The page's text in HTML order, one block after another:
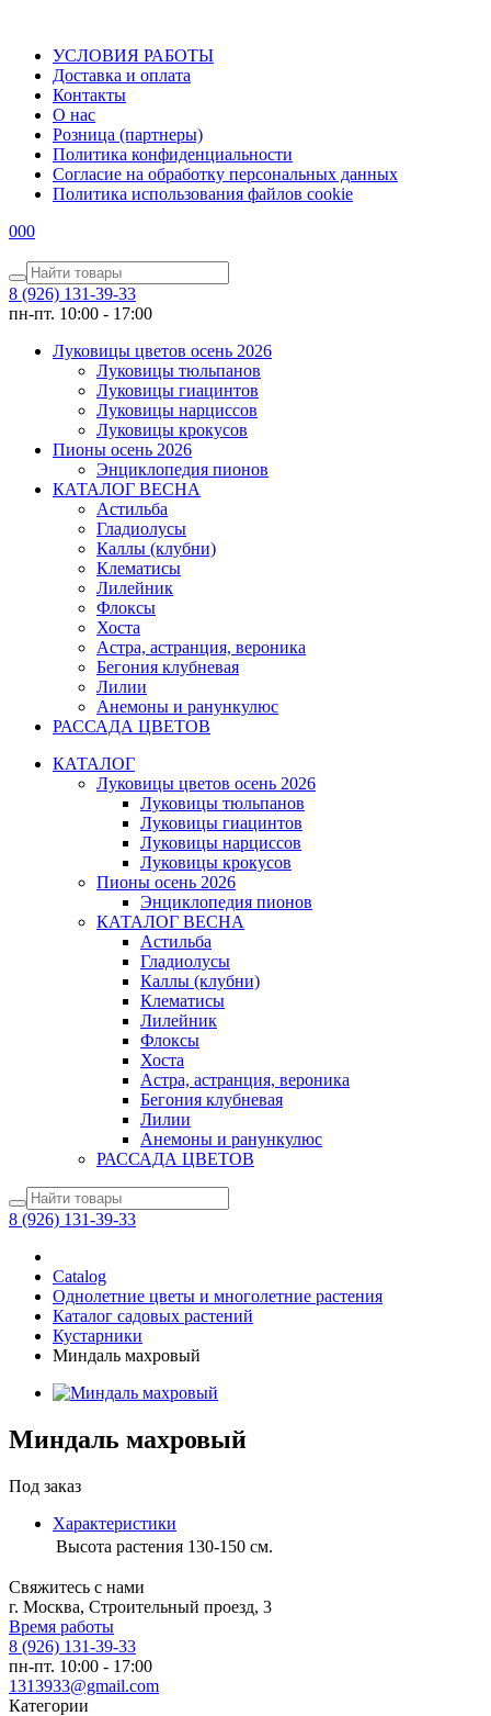
УСЛОВИЯ РАБОТЫ
Доставка и оплата
Контакты
О наc
Розница (партнеры)
Политика конфиденциальности
Согласие на обработку персональных данных
Политика использования файлов сookie
000
8 (926) 131-39-33
пн-пт. 10:00 - 17:00
Луковицы цветов осень 2026
Луковицы тюльпанов
Луковицы гиацинтов
Луковицы нарциссов
Луковицы крокусов
Пионы осень 2026
Энциклопедия пионов
КАТАЛОГ ВЕСНА
Астильба
Гладиолусы
Каллы (клубни)
Клематисы
Лилейник
Флоксы
Хоста
Астра, астранция, вероника
Бегония клубневая
Лилии
Анемоны и ранункулюс
РАССАДА ЦВЕТОВ
КАТАЛОГ
Луковицы цветов осень 2026
Луковицы тюльпанов
Луковицы гиацинтов
Луковицы нарциссов
Луковицы крокусов
Пионы осень 2026
Энциклопедия пионов
КАТАЛОГ ВЕСНА
Астильба
Гладиолусы
Каллы (клубни)
Клематисы
Лилейник
Флоксы
Хоста
Астра, астранция, вероника
Бегония клубневая
Лилии
Анемоны и ранункулюс
РАССАДА ЦВЕТОВ
8 (926) 131-39-33
Catalog
Однолетние цветы и многолетние растения
Каталог садовых растений
Кустарники
Миндаль махровый
Миндаль махровый
Под заказ
Характеристики
Высота растения 130-150 см.
Свяжитесь с нами
г. Москва, Строительный проезд, 3
Время работы
8 (926) 131-39-33
пн-пт. 10:00 - 17:00
1313933@gmail.com
Категории